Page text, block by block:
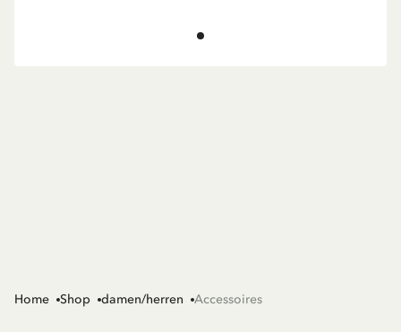
Home Shop damen/herren Accessoires